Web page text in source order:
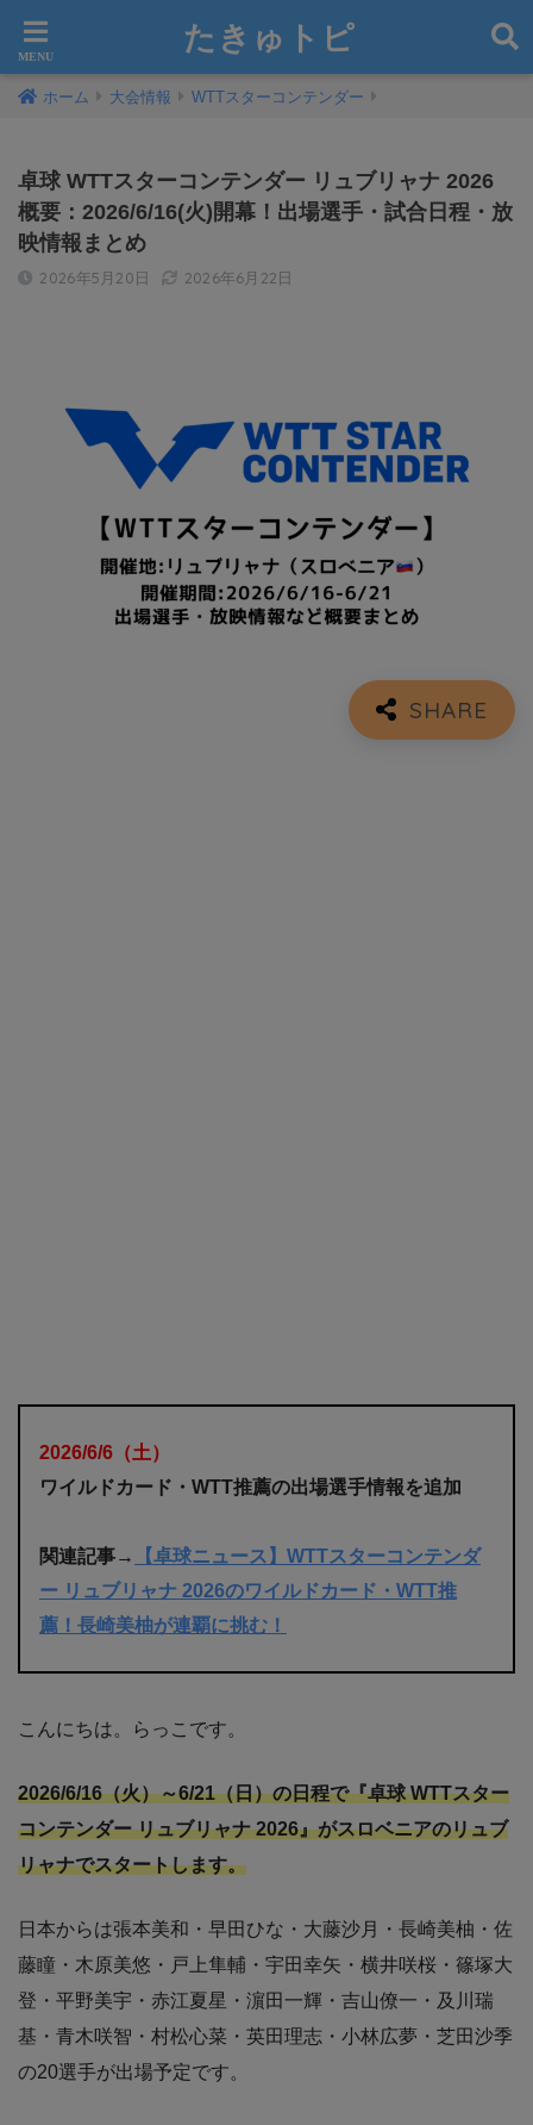
たきゅトピ
ホーム 大会情報 WTTスターコンテンダー
卓球 WTTスターコンテンダー リュブリャナ 2026
概要：2026/6/16(火)開幕！出場選手・試合日程・放
映情報まとめ
2026年5月20日 2026年6月22日
2026/6/6 （土）
ワイルドカード・WTT推薦の出場選手情報を追加
関連記事→
【卓球ニュース】WTTスターコンテンダ
ー リュブリャナ 2026のワイルドカード・WTT推
薦！長崎美柚が連覇に挑む！
こんにちは。らっこです。
2026/6/16（火）～6/21（日）の日程で『卓球 WTTスター
コンテンダー リュブリャナ 2026』がスロベニアのリュブ
リャナでスタートします。
日本からは張本美和・早田ひな・大藤沙月・長崎美柚・佐
藤瞳・木原美悠・戸上隼輔・宇田幸矢・横井咲桜・篠塚大
登・平野美宇・赤江夏星・濵田一輝・吉山僚一・及川瑞
基・青木咲智・村松心菜・英田理志・小林広夢・芝田沙季
の20選手が出場予定です。